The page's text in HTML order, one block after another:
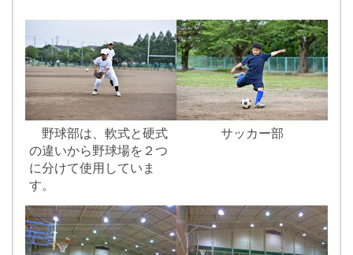
野球部は、軟式と硬式
の違いから野球場を２つ
に分けて使用していま
す。
サッカー部